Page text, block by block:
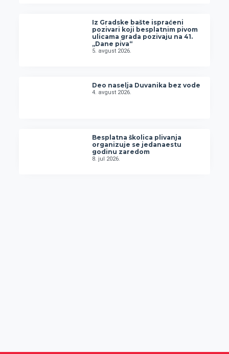
Iz Gradske bašte ispraćeni
pozivari koji besplatnim pivom
ulicama grada pozivaju na 41.
„Dane piva“
5. avgust 2026.
Deo naselja Duvanika bez vode
4. avgust 2026.
Besplatna školica plivanja
organizuje se jedanaestu
godinu zaredom
8. jul 2026.